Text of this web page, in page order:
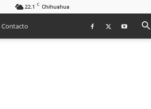
22.1 C Chihuahua
Contacto